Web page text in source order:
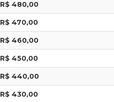
R$ 480,00
R$ 470,00
R$ 460,00
R$ 450,00
R$ 440,00
R$ 430,00